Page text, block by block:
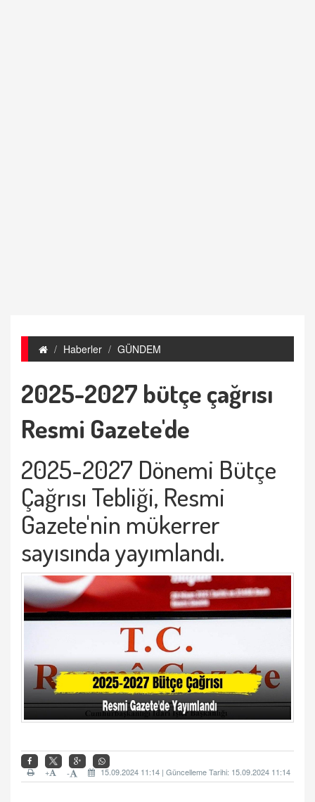
Haberler GÜNDEM
2025-2027 bütçe çağrısı
Resmi Gazete'de
2025-2027 Dönemi Bütçe
Çağrısı Tebliği, Resmi
Gazete'nin mükerrer
sayısında yayımlandı.
15.09.2024 11:14 | Güncelleme Tarihi: 15.09.2024 11:14
-
+